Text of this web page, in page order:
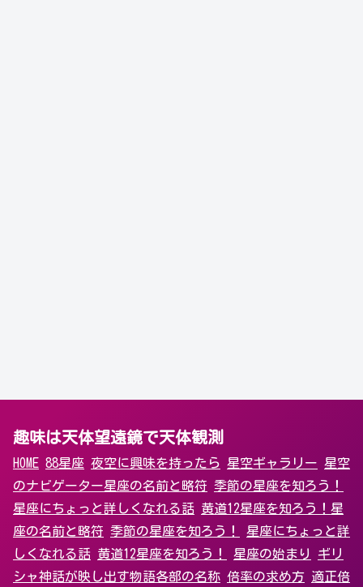
趣味は天体望遠鏡で天体観測
HOME 88星座 夜空に興味を持ったら 星空ギャラリー 星空
のナビゲーター星座の名前と略符 季節の星座を知ろう！
星座にちょっと詳しくなれる話 黄道12星座を知ろう！ 星
座の名前と略符 季節の星座を知ろう！
星座にちょっと詳
しくなれる話 黄道12星座を知ろう！ 星座の始まり
ギリ
シャ神話が映し出す物語各部の名称 倍率の求め方 適正倍